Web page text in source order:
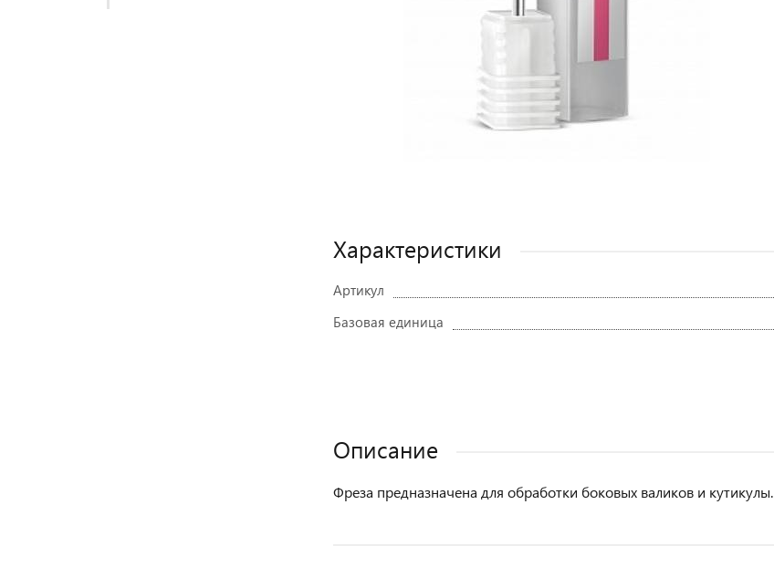
Характеристики
Артикул
Базовая единица
Описание
Фреза предназначена для обработки боковых валиков и кутикулы.